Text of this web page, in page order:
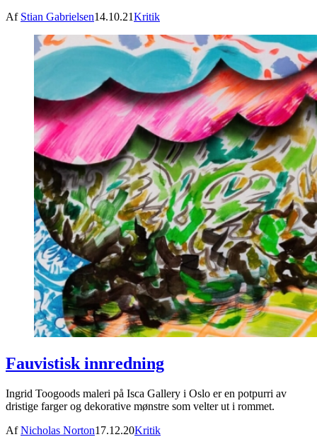
Af Stian Gabrielsen14.10.21Kritik
Fauvistisk innredning
Ingrid Toogoods maleri på Isca Gallery i Oslo er en potpurri av
dristige farger og dekorative mønstre som velter ut i rommet.
AfNicholas Norton17.12.20Kritik